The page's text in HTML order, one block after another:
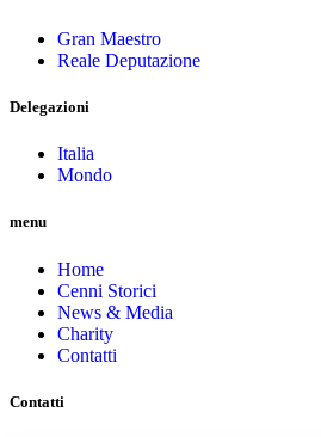
Gran Maestro
Reale Deputazione
Delegazioni
Italia
Mondo
menu
Home
Cenni Storici
News & Media
Charity
Contatti
Contatti